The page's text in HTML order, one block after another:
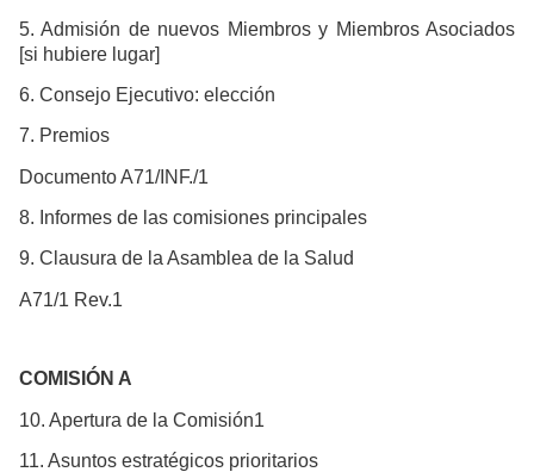
5. Admisión de nuevos Miembros y Miembros Asociados
[si hubiere lugar]
6. Consejo Ejecutivo: elección
7. Premios
Documento A71/INF./1
8. Informes de las comisiones principales
9. Clausura de la Asamblea de la Salud
A71/1 Rev.1
COMISIÓN A
10. Apertura de la Comisión1
11. Asuntos estratégicos prioritarios